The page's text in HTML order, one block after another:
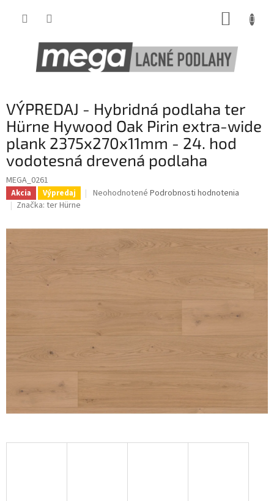
VÝPREDAJ - Hybridná podlaha ter
Hürne Hywood Oak Pirin extra-wide
plank 2375x270x11mm - 24. hod
vodotesná drevená podlaha
MEGA_0261
Akcia Výpredaj
Priemerné
je
hviezdičiek.
Neohodnotené Podrobnosti hodnotenia
Značka: ter Hürne